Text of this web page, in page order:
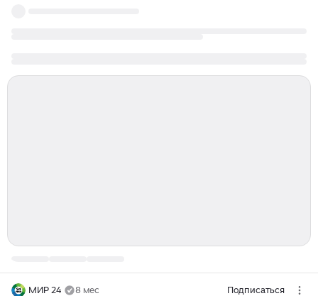
МИР 24 8 мес Подписаться